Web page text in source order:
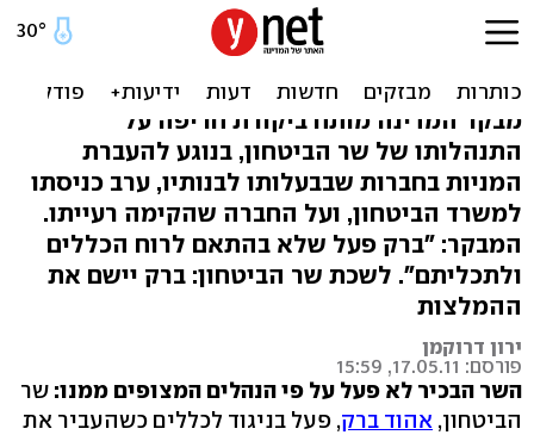
המבקר על "ברק בע"מ": חרג
מנורמות ציבוריות
מבקר המדינה מותח ביקורת חריפה על
התנהלותו של שר הביטחון, בנוגע להעברת
המניות בחברות שבבעלותו לבנותיו, ערב כניסתו
למשרד הביטחון, ועל החברה שהקימה רעייתו.
המבקר: "ברק פעל שלא בהתאם לרוח הכללים
ולתכליתם". לשכת שר הביטחון: ברק יישם את
ההמלצות
ירון דרוקמן
פורסם: 17.05.11, 15:59
השר הבכיר לא פעל על פי הנהלים המצופים ממנו: שר
הביטחון, אהוד ברק, פעל בניגוד לכללים כשהעביר את